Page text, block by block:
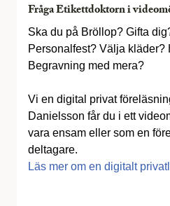
Fråga Etikettdoktorn i
Ska du på Bröllop? Gifta
Personalfest? Välja
Begravning med mera?
Vi en digital privat
Danielsson får du i ett
vara ensam eller som en
deltagare.
Läs mer om en digitalt